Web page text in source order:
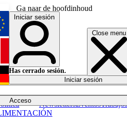
Ga naar de hoofdinhoud
Close menu
Acceso NewslettersEventosTrabajos
English
Français
Iniciar sesión
Has cerrado sesión.
Iniciar sesión